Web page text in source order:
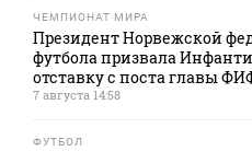
ЧЕМПИОНАТ МИРА
Президент Норвежской
футбола призвала
отставку с поста главы
7 августа 14:58
ФУТБОЛ